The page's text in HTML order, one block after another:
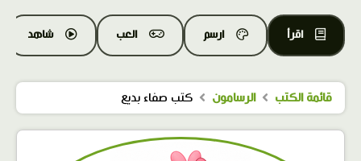
اقرأ ارسم العب شاهد
قائمة الكتب الرسامون كتب صفاء بديع